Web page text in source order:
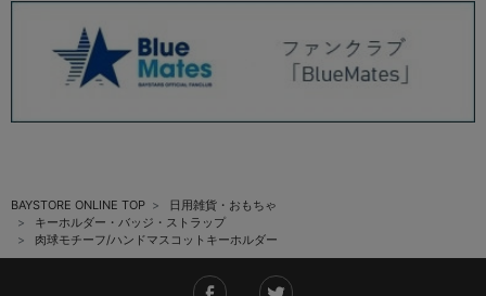
BAYSTORE ONLINE TOP
日用雑貨・おもちゃ
キーホルダー・バッジ・ストラップ
肉球モチーフ/ハンドマスコットキーホルダー